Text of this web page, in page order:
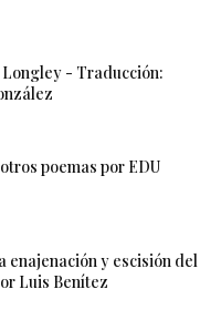
Longley - Traducción:
poemas por EDU
enajenación y escisión del
Luis Benítez